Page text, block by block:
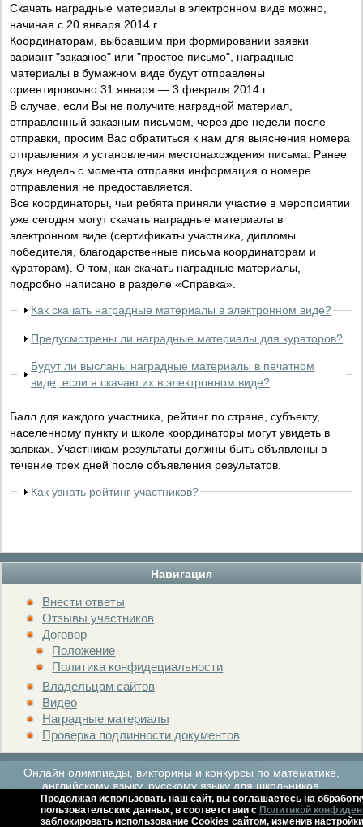
Навигация
Внести ответы
Отзывы участников
Договор
Положение
Политика конфидециальности
Владельцам сайтов
Видео
Наградные материалы
Проверка подлинности документов
Скачать наградные материалы в электронном виде можно,
начиная с 20 января 2014 г.
Координаторам, выбравшим при формировании заявки
вариант "заказное" или "простое письмо", наградные
материалы в бумажном виде будут отправлены
ориентировочно 31 января — 3 февраля 2014 г.
В случае, если Вы не получите наградной материал,
отправленный заказным письмом, через две недели после
отправки, просим Вас обратиться к нам для выяснения номера
отправления и установления местонахождения письма. Ранее
двух недель с момента отправки информация о номере
отправления не предоставляется.
Все координаторы, чьи ребята приняли участие в мероприятии
уже сегодня могут скачать наградные материалы в
электронном виде (сертификаты участника, дипломы
победителя, благодарственные письма координаторам и
кураторам). О том, как скачать наградные материалы,
подробно написано в разделе «Справка».
Как скачать наградные материалы в электронном виде?
Предусмотрены ли наградные материалы для кураторов?
Будут ли высланы наградные материалы в печатном
виде, если я скачаю их в электронном виде?
Балл для каждого участника, рейтинг по стране, субъекту,
населенному пункту и школе координаторы могут увидеть в
заявках. Участникам результаты должны быть объявлены в
течение трех дней после объявления результатов.
Как узнать рейтинг участников?
Онлайн олимпиады, викторины и конкурсы по математике,
английскому языку, русскому языку для школьников.
Продолжая использовать наш сайт, вы соглашаетесь на
пользовательских данных, в соответствии с Политикой
заблокировать использование Cookies сайтом, изменив